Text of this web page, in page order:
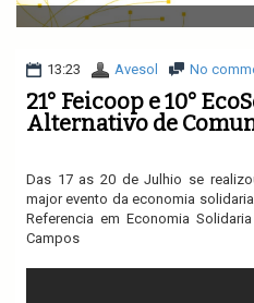
v
i
a
i
o
13:23 Avesol No
21° Feicoop e 10°
Alternativo de
Das 17 as 20 de Julhio se
major evento da economia
Referencia em Economia
Campos